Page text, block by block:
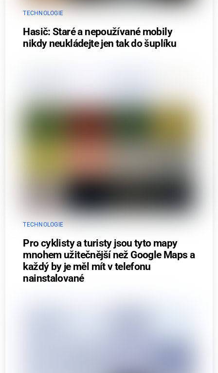
TECHNOLOGIE
Hasič: Staré a nepoužívané mobily
nikdy neukládejte jen tak do šuplíku
TECHNOLOGIE
Pro cyklisty a turisty jsou tyto mapy
mnohem užitečnější než Google Maps a
každý by je měl mít v telefonu
nainstalované